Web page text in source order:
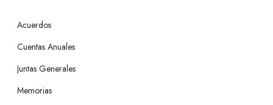
Acuerdos
Cuentas Anuales
Juntas Generales
Memorias